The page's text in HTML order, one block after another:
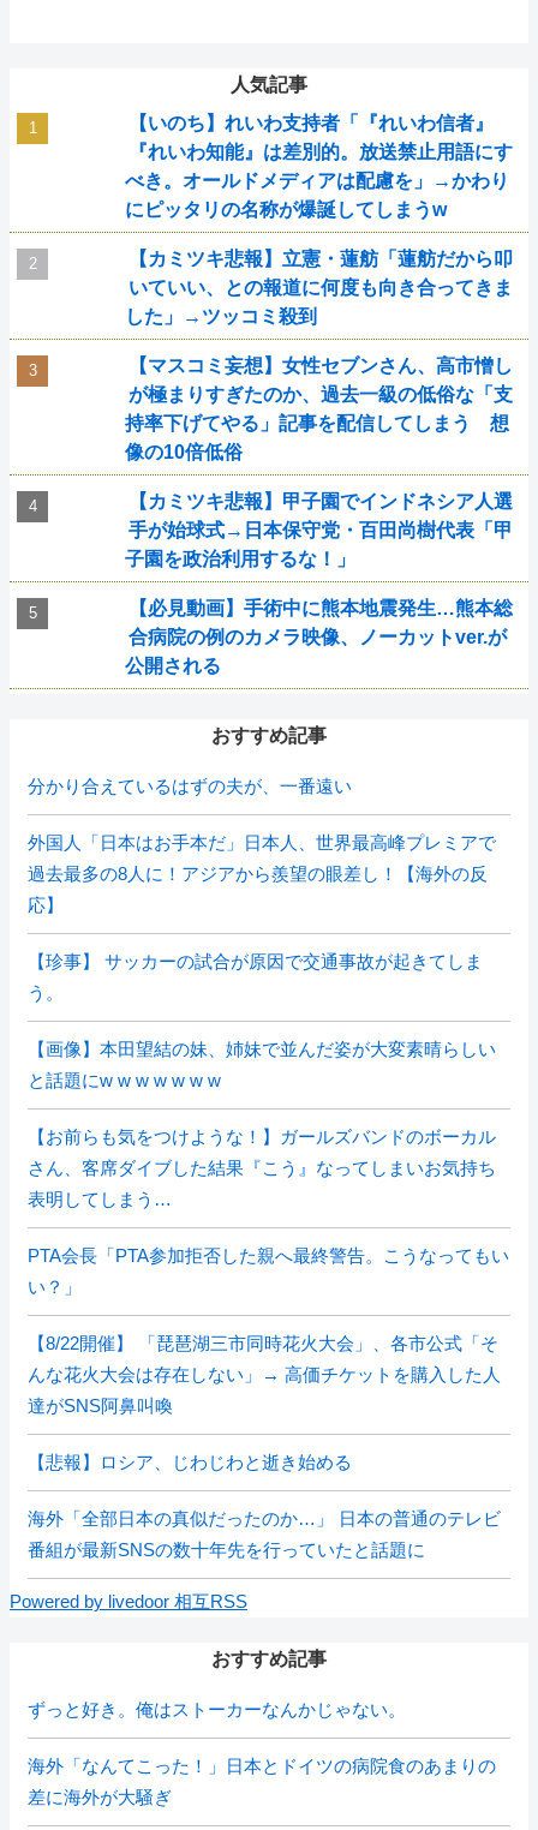
人気記事
【いのち】れいわ支持者「『れいわ信者』
『れいわ知能』は差別的。放送禁止用語にす
べき。オールドメディアは配慮を」→かわり
にピッタリの名称が爆誕してしまうw
【カミツキ悲報】立憲・蓮舫「蓮舫だから叩
いていい、との報道に何度も向き合ってきま
した」→ツッコミ殺到
【マスコミ妄想】女性セブンさん、高市憎し
が極まりすぎたのか、過去一級の低俗な「支
持率下げてやる」記事を配信してしまう 想
像の10倍低俗
【カミツキ悲報】甲子園でインドネシア人選
手が始球式→日本保守党・百田尚樹代表「甲
子園を政治利用するな！」
【必見動画】手術中に熊本地震発生…熊本総
合病院の例のカメラ映像、ノーカットver.が
公開される
おすすめ記事
分かり合えているはずの夫が、一番遠い
外国人「日本はお手本だ」日本人、世界最高峰プレミアで
過去最多の8人に！アジアから羨望の眼差し！【海外の反
応】
【珍事】 サッカーの試合が原因で交通事故が起きてしま
う。
【画像】本田望結の妹、姉妹で並んだ姿が大変素晴らしい
と話題にw w w w w w w
【お前らも気をつけような！】ガールズバンドのボーカル
さん、客席ダイブした結果『こう』なってしまいお気持ち
表明してしまう…
PTA会長「PTA参加拒否した親へ最終警告。こうなってもい
い？」
【8/22開催】 「琵琶湖三市同時花火大会」、各市公式「そ
んな花火大会は存在しない」→ 高価チケットを購入した人
達がSNS阿鼻叫喚
【悲報】ロシア、じわじわと逝き始める
海外「全部日本の真似だったのか…」 日本の普通のテレビ
番組が最新SNSの数十年先を行っていたと話題に
Powered by livedoor 相互RSS
おすすめ記事
ずっと好き。俺はストーカーなんかじゃない。
海外「なんてこった！」日本とドイツの病院食のあまりの
差に海外が大騒ぎ